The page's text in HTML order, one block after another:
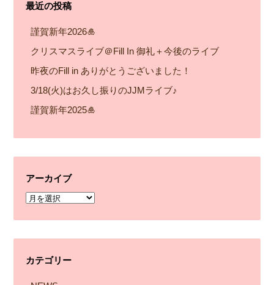
最近の投稿
謹賀新年2026🎍
クリスマスライブ＠Fill In 御礼＋今後のライブ
昨夜のFill in ありがとうございました！
3/18(火)はお久し振りのJJMライブ♪
謹賀新年2025🎍
アーカイブ
ア
カ
イ
カテゴリー